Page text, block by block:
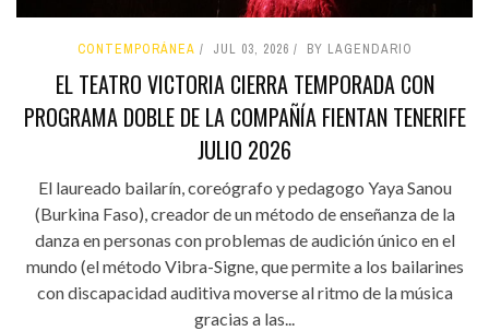
CONTEMPORÁNEA JUL 03, 2026 BY LAGENDARIO
EL TEATRO VICTORIA CIERRA TEMPORADA CON
PROGRAMA DOBLE DE LA COMPAÑÍA FIENTAN TENERIFE
JULIO 2026
El laureado bailarín, coreógrafo y pedagogo Yaya Sanou
(Burkina Faso), creador de un método de enseñanza de la
danza en personas con problemas de audición único en el
mundo (el método Vibra-Signe, que permite a los bailarines
con discapacidad auditiva moverse al ritmo de la música
gracias a las...